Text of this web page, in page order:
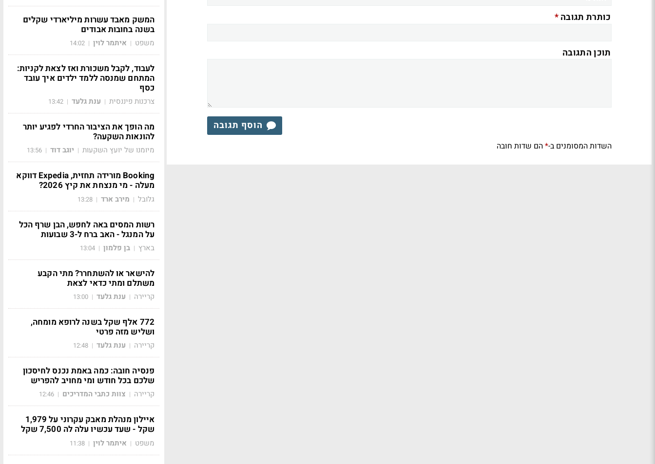
כותרת תגובה*
תוכן התגובה
הוסף תגובה
השדות המסומנים ב-*הם שדות חובה
המשק מאבד עשרות מיליארדי שקלים
בשנה בחובות אבודים
משפט | איתמר לוין |
14:02
לעבוד, לקבל משכורת ואז לצאת לקניות:
המתחם שמנסה ללמד ילדים איך עובד
כסף
צרכנות פיננסית | ענת גלעד |
13:42
מה הופך את הציבור החרדי לפגיע יותר
להונאות השקעה?
מיומנו של יועץ השקעות | יוגב דוד |
13:56
Booking מורידה תחזית, Expedia דווקא
מעלה - מי מנצחת את קיץ 2026?
גלובל | מירב ארד |
13:28
רשות המסים באה לחפש, הבן שרף הכל
על המנגל - האב ברח ל-3 שבועות
בארץ | בן פלמון |
13:04
להישאר או להשתחרר? מתי הקבע
משתלם ומתי כדאי לצאת
קריירה | ענת גלעד |
13:00
772 אלף שקל בשנה לרופא מומחה,
ושליש מזה פרטי
קריירה | ענת גלעד |
12:48
פנסיה חובה: כמה באמת נכנס לחיסכון
שלכם בכל חודש ומי מחויב להפריש
קריירה | צוות כתבי המדריכים |
12:46
איילון מנהלת מאבק עקרוני על 1,979
שקל - שעד עכשיו עלה לה 7,500 שקל
משפט | איתמר לוין |
11:38